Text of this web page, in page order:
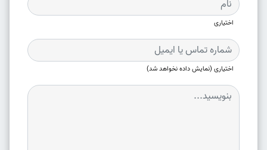
اختیاری
اختیاری (نمایش داده نخواهد شد)